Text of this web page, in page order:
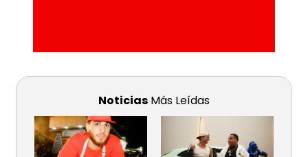
Noticias Más Leídas